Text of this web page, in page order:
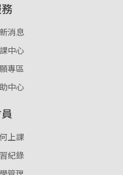
消息
中心
專區
中心
上課
紀錄